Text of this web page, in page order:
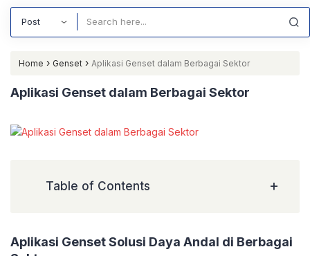
Home › Genset › Aplikasi Genset dalam Berbagai Sektor
Aplikasi Genset dalam Berbagai Sektor
Table of Contents +
Aplikasi Genset Solusi Daya Andal di Berbagai